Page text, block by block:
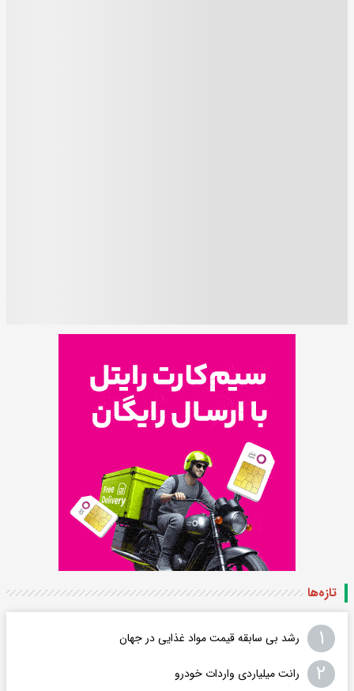
تازه‌ها
۱ رشد بی سابقه قیمت مواد غذایی در جهان
۲ رانت میلیاردی واردات خودرو